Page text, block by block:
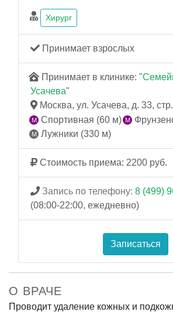
Хирург
Принимает взрослых
Принимает в клинике: "
Усачева"
Москва, ул. Усачева, д. 33,
Спортивная (60 м)
Лужники (330 м)
Стоимость приема: 2200 руб.
Запись по телефону: 8 (499)
(08:00-22:00, ежедневно)
Записаться
О ВРАЧЕ
Проводит удаление кожных и